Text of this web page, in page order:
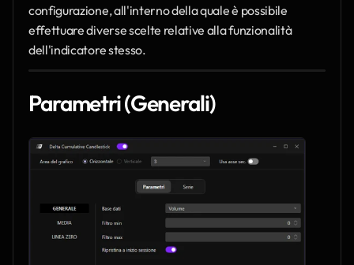
configurazione, all'interno della quale è possibile
effettuare diverse scelte relative alla funzionalità
dell'indicatore stesso.
Parametri (Generali)